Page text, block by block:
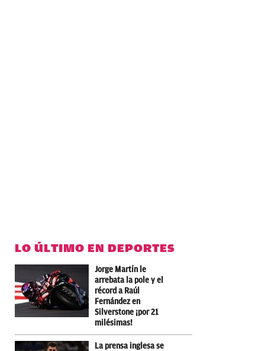
LO ÚLTIMO EN DEPORTES
Jorge Martín le
arrebata la pole y el
récord a Raúl
Fernández en
Silverstone ¡por 21
milésimas!
La prensa inglesa se